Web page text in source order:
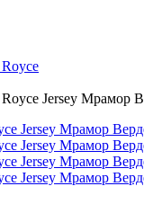
Jersey Мрамор